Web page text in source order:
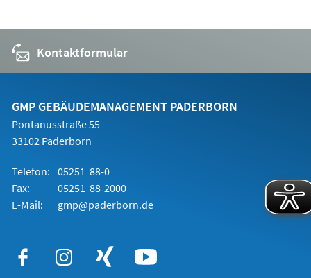
Kontaktformular
GMP GEBÄUDEMANAGEMENT PADERBORN
Pontanusstraße 55
33102 Paderborn
Telefon: 05251 88-0
Fax:
05251 88-2000
E-Mail:
gmp@paderborn.de